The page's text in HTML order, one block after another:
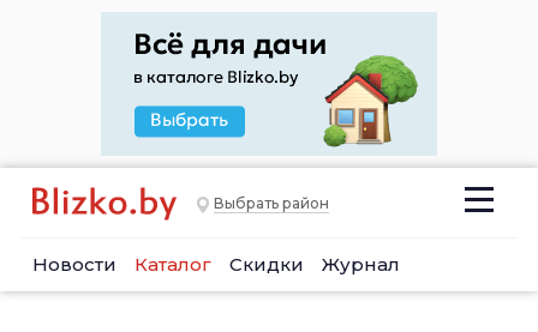
Выбрать район
Новости Каталог Скидки Журнал